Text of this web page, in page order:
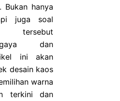
Bukan hanya
juga soal
tersebut
gaya dan
ini akan
desain kaos
warna
terkini dan